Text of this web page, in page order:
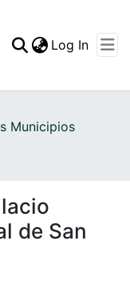
Log In
Municipios
de San